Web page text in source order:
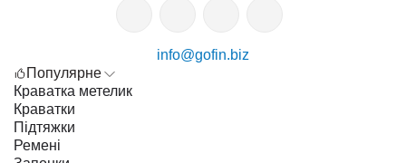
info@gofin.biz
Популярне
Краватка метелик
Краватки
Підтяжки
Ремені